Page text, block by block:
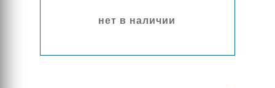
нет в наличии